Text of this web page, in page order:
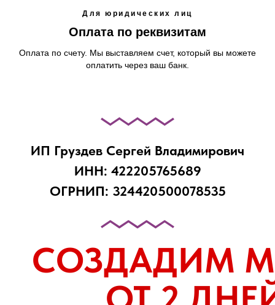
Для юридических лиц
Оплата по реквизитам
Оплата по счету. Мы выставляем счет, который вы можете
оплатить через ваш банк.
ИП Груздев Сергей Владимирович
ИНН: 422205765689
ОГРНИП: 324420500078535
СОЗДАДИМ